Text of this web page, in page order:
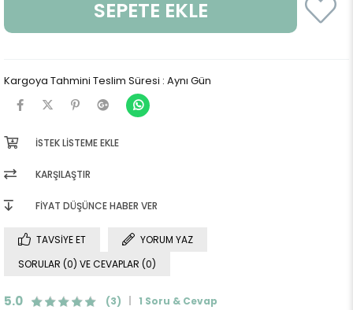
Kargoya Tahmini Teslim Süresi : Aynı Gün
İSTEK LISTEME EKLE
KARŞILAŞTIR
FIYAT DÜŞÜNCE HABER VER
TAVSIYE ET
YORUM YAZ
SORULAR (0) VE CEVAPLAR (0)
5.0 (3) 1 Soru & Cevap